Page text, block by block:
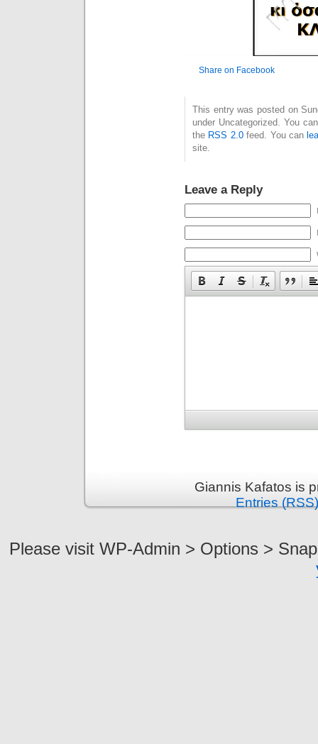
Share on Facebook
This entry was posted on
under Uncategorized. You
the RSS 2.0feed. You can
site.
Leave a Reply
Giannis Kafatos is
Entries (RSS)
Please visit WP-Admin > Options >